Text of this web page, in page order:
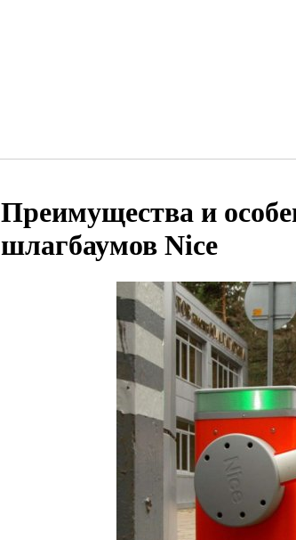
Преимущества и
шлагбаумов Nice